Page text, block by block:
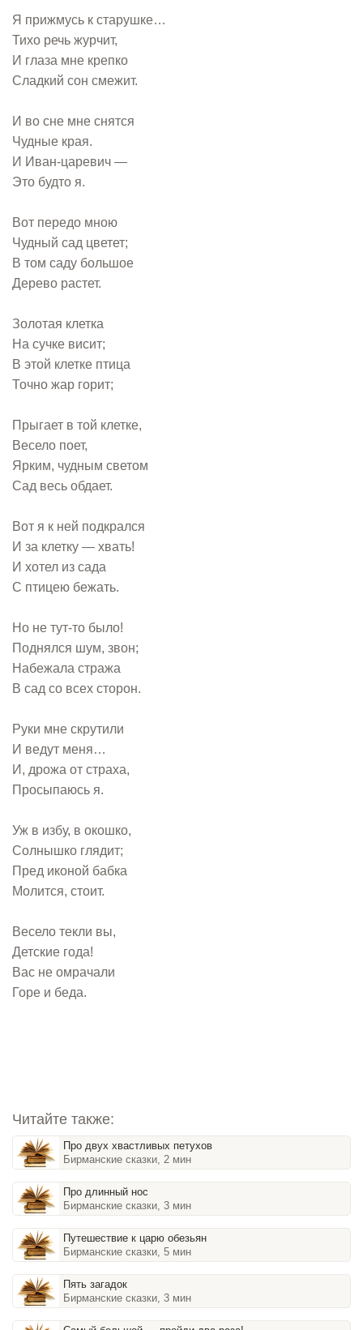
Я прижмусь к старушке…
Тихо речь журчит,
И глаза мне крепко
Сладкий сон смежит.
И во сне мне снятся
Чудные края.
И Иван-царевич —
Это будто я.
Вот передо мною
Чудный сад цветет;
В том саду большое
Дерево растет.
Золотая клетка
На сучке висит;
В этой клетке птица
Точно жар горит;
Прыгает в той клетке,
Весело поет,
Ярким, чудным светом
Сад весь обдает.
Вот я к ней подкрался
И за клетку — хвать!
И хотел из сада
С птицею бежать.
Но не тут-то было!
Поднялся шум, звон;
Набежала стража
В сад со всех сторон.
Руки мне скрутили
И ведут меня…
И, дрожа от страха,
Просыпаюсь я.
Уж в избу, в окошко,
Солнышко глядит;
Пред иконой бабка
Молится, стоит.
Весело текли вы,
Детские года!
Вас не омрачали
Горе и беда.
Читайте также:
Про двух хвастливых петухов
Бирманские сказки, 2 мин
Про длинный нос
Бирманские сказки, 3 мин
Путешествие к царю обезьян
Бирманские сказки, 5 мин
Пять загадок
Бирманские сказки, 3 мин